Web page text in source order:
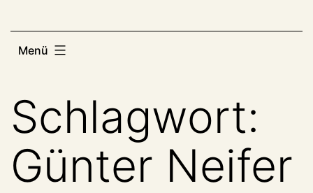
Menü
Schlagwort:
Günter Neifer